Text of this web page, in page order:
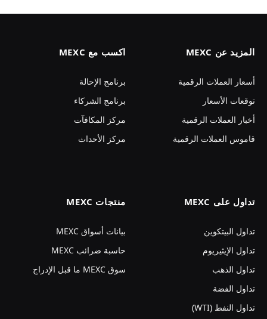
المزيد عن MEXC
أسعار العملات الرقمية
توقعات الأسعار
أخبار العملات الرقمية
قاموس العملات الرقمية
اكسب مع MEXC
برنامج الإحالة
برنامج الشركاء
مركز المكافآت
مركز الأحداث
تداول على MEXC
تداول البيتكوين
تداول الإيثيريوم
تداول الذهب
تداول الفضة
تداول النفط (WTI)
منتجات MEXC
بيانات أسواق MEXC
حاسبة ضرائب MEXC
سوق MEXC ما قبل الإدراج